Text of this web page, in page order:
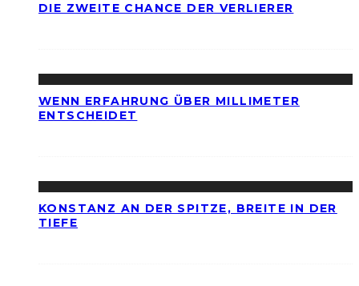
DIE ZWEITE CHANCE DER VERLIERER
WENN ERFAHRUNG ÜBER MILLIMETER
ENTSCHEIDET
KONSTANZ AN DER SPITZE, BREITE IN DER
TIEFE